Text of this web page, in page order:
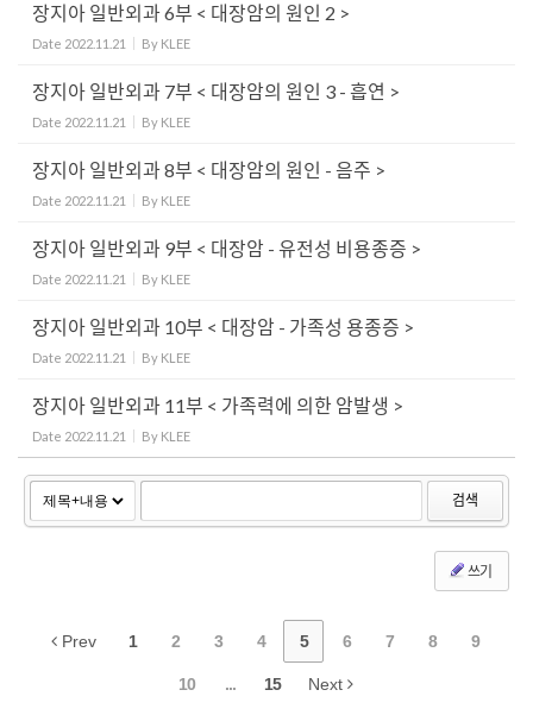
장지아 일반외과 6부 < 대장암의 원인 2 >
Date 2022.11.21 By KLEE
장지아 일반외과 7부 < 대장암의 원인 3 - 흡연 >
Date 2022.11.21 By KLEE
장지아 일반외과 8부 < 대장암의 원인 - 음주 >
Date 2022.11.21 By KLEE
장지아 일반외과 9부 < 대장암 - 유전성 비용종증 >
Date 2022.11.21 By KLEE
장지아 일반외과 10부 < 대장암 - 가족성 용종증 >
Date 2022.11.21 By KLEE
장지아 일반외과 11부 < 가족력에 의한 암발생 >
Date 2022.11.21 By KLEE
검색
쓰기
Prev 1 2 3 4 5 6 7 8 9
10 ... 15 Next